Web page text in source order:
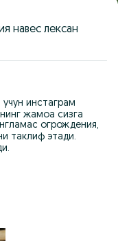
навес лексан
инстаграм
жамоа сизга
огрождения,
таклиф этади.